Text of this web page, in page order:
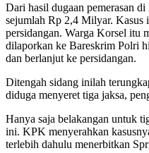
Dari hasil dugaan pemerasan
sejumlah Rp 2,4 Milyar. Kasus
persidangan. Warga Korsel itu
dilaporkan ke Bareskrim Polri
dan berlanjut ke persidangan.
Ditengah sidang inilah
diduga menyeret tiga jaksa,
Hanya saja belakangan untuk
ini. KPK menyerahkan
terlebih dahulu menerbitkan